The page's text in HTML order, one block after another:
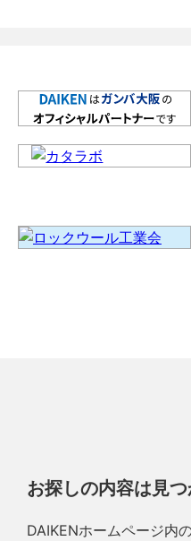
お探しの内容は見
DAIKENホームページ内